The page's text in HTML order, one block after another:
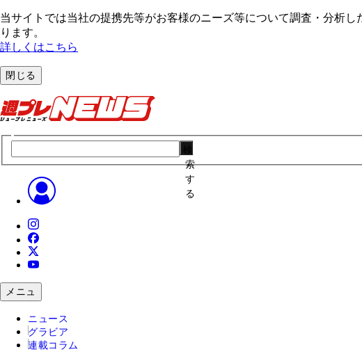
当サイトでは当社の提携先等がお客様のニーズ等について調査・分析
ります。
詳しくはこちら
閉じる
索
す
る
メニュ
ニュース
グラビア
連載コラム